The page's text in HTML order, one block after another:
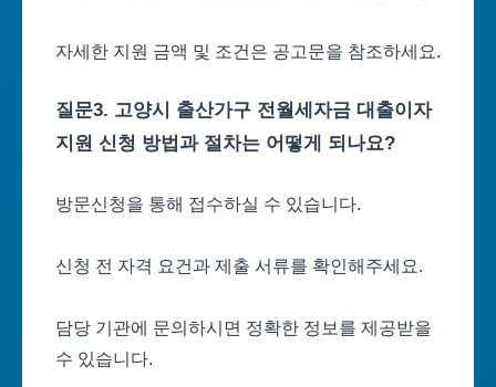
자세한 지원 금액 및 조건은 공고문을 참조하세요.
질문3. 고양시 출산가구 전월세자금 대출이자
지원 신청 방법과 절차는 어떻게 되나요?
방문신청을 통해 접수하실 수 있습니다.
신청 전 자격 요건과 제출 서류를 확인해주세요.
담당 기관에 문의하시면 정확한 정보를 제공받을
수 있습니다.